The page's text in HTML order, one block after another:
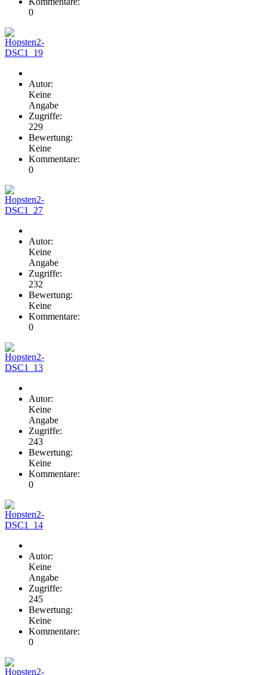
0
Autor:
Keine
Angabe
Zugriffe:
229
Bewertung:
Keine
Kommentare:
0
Autor:
Keine
Angabe
Zugriffe:
232
Bewertung:
Keine
Kommentare:
0
Autor:
Keine
Angabe
Zugriffe:
243
Bewertung:
Keine
Kommentare:
0
Autor:
Keine
Angabe
Zugriffe:
245
Bewertung:
Keine
Kommentare:
0